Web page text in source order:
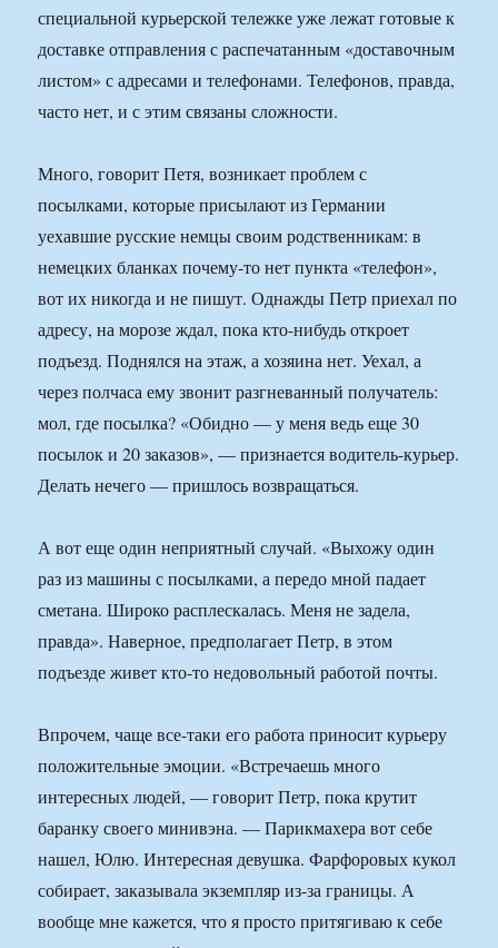
специальной курьерской тележке уже лежат готовые к
доставке отправления с распечатанным «доставочным
листом» с адресами и телефонами. Телефонов, правда,
часто нет, и с этим связаны сложности.
Много, говорит Петя, возникает проблем с
посылками, которые присылают из Германии
уехавшие русские немцы своим родственникам: в
немецких бланках почему-то нет пункта «телефон»,
вот их никогда и не пишут. Однажды Петр приехал по
адресу, на морозе ждал, пока кто-нибудь откроет
подъезд. Поднялся на этаж, а хозяина нет. Уехал, а
через полчаса ему звонит разгневанный получатель:
мол, где посылка? «Обидно — у меня ведь еще 30
посылок и 20 заказов», — признается водитель-курьер.
Делать нечего — пришлось возвращаться.
А вот еще один неприятный случай. «Выхожу один
раз из машины с посылками, а передо мной падает
сметана. Широко расплескалась. Меня не задела,
правда». Наверное, предполагает Петр, в этом
подъезде живет кто-то недовольный работой почты.
Впрочем, чаще все-таки его работа приносит курьеру
положительные эмоции. «Встречаешь много
интересных людей, — говорит Петр, пока крутит
баранку своего минивэна. — Парикмахера вот себе
нашел, Юлю. Интересная девушка. Фарфоровых кукол
собирает, заказывала экземпляр из-за границы. А
вообще мне кажется, что я просто притягиваю к себе